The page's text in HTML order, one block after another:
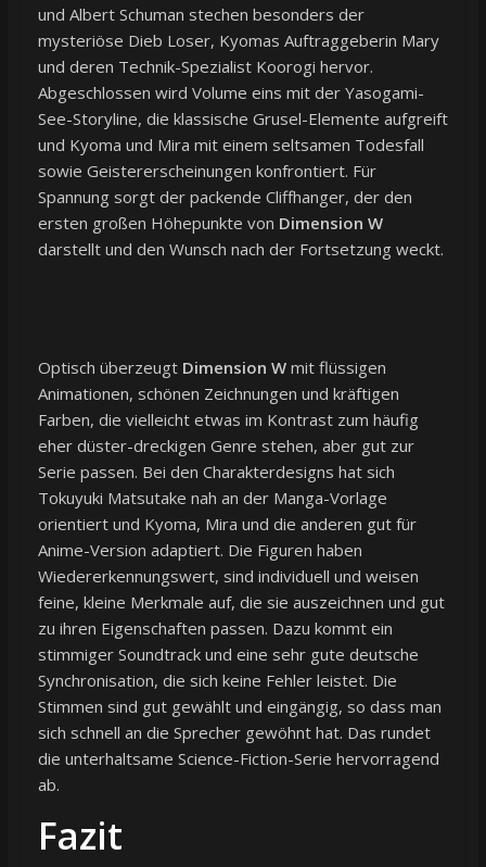
und Albert Schuman stechen besonders der
mysteriöse Dieb Loser, Kyomas Auftraggeberin Mary
und deren Technik-Spezialist Koorogi hervor.
Abgeschlossen wird Volume eins mit der Yasogami-
See-Storyline, die klassische Grusel-Elemente aufgreift
und Kyoma und Mira mit einem seltsamen Todesfall
sowie Geistererscheinungen konfrontiert. Für
Spannung sorgt der packende Cliffhanger, der den
ersten großen Höhepunkte von Dimension W
darstellt und den Wunsch nach der Fortsetzung weckt.
Optisch überzeugt Dimension Wmit flüssigen
Animationen, schönen Zeichnungen und kräftigen
Farben, die vielleicht etwas im Kontrast zum häufig
eher düster-dreckigen Genre stehen, aber gut zur
Serie passen. Bei den Charakterdesigns hat sich
Tokuyuki Matsutake nah an der Manga-Vorlage
orientiert und Kyoma, Mira und die anderen gut für
Anime-Version adaptiert. Die Figuren haben
Wiedererkennungswert, sind individuell und weisen
feine, kleine Merkmale auf, die sie auszeichnen und gut
zu ihren Eigenschaften passen. Dazu kommt ein
stimmiger Soundtrack und eine sehr gute deutsche
Synchronisation, die sich keine Fehler leistet. Die
Stimmen sind gut gewählt und eingängig, so dass man
sich schnell an die Sprecher gewöhnt hat. Das rundet
die unterhaltsame Science-Fiction-Serie hervorragend
ab.
Fazit